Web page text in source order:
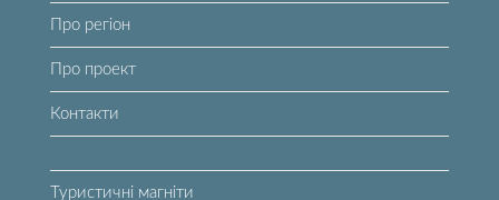
Про регіон
Про проект
Контакти
Туристичні магніти